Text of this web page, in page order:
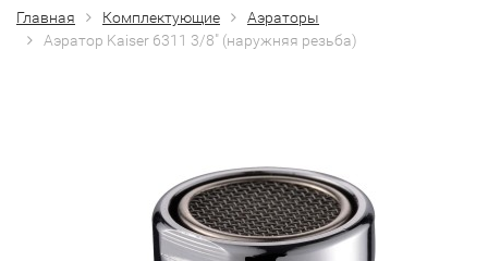
Главная Комплектующие
Аэраторы
Аэратор Kaiser 6311 3/8" (наружняя резьба)